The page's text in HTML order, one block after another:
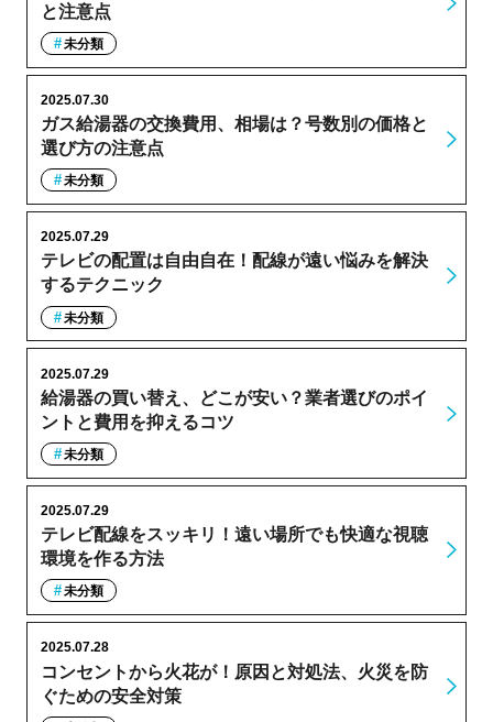
と注意点
未分類
ガス給湯器の交換費用、相場は？号数別の価格と
選び方の注意点
2025.07.30
未分類
テレビの配置は自由自在！配線が遠い悩みを解決
するテクニック
2025.07.29
未分類
給湯器の買い替え、どこが安い？業者選びのポイ
ントと費用を抑えるコツ
2025.07.29
未分類
テレビ配線をスッキリ！遠い場所でも快適な視聴
環境を作る方法
2025.07.29
未分類
コンセントから火花が！原因と対処法、火災を防
ぐための安全対策
2025.07.28